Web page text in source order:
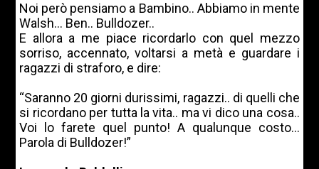
Noi però pensiamo a Bambino.. Abbiamo in mente
Walsh... Ben.. Bulldozer..
E allora a me piace ricordarlo con quel mezzo
sorriso, accennato, voltarsi a metà e guardare i
ragazzi di straforo, e dire:
“Saranno 20 giorni durissimi, ragazzi.. di quelli che
si ricordano per tutta la vita.. ma vi dico una cosa..
Voi lo farete quel punto! A qualunque costo...
Parola di Bulldozer!”